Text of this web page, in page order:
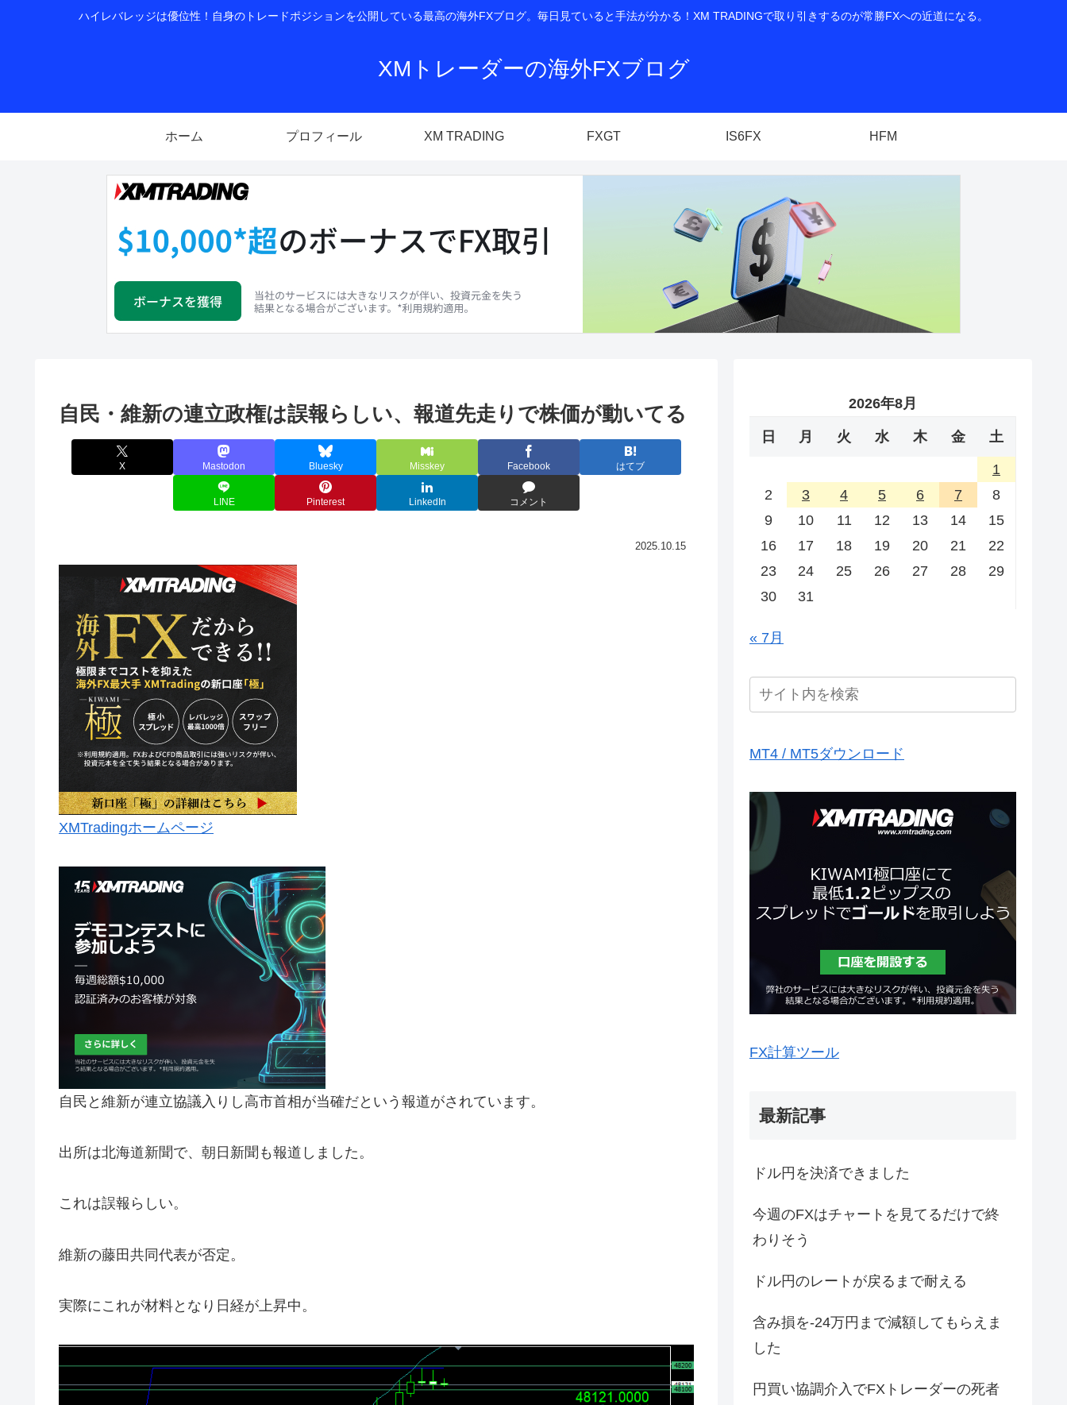
ハイレバレッジは優位性！自身のトレードポジションを公開している最高の海外FXブログ。毎日見ていると手法が分かる！XM TRADINGで取り引きするのが常勝FXへの近道になる。
XMトレーダーの海外FXブログ
ホーム プロフィール XM TRADING FXGT IS6FX HFM
自民・維新の連立政権は誤報らしい、報道先走りで株価が動いてる
X Mastodon Bluesky Misskey Facebook はてブ
LINE Pinterest LinkedIn コメント
2025.10.15
XMTradingホームページ
自民と維新が連立協議入りし高市首相が当確だという報道がされています。
出所は北海道新聞で、朝日新聞も報道しました。
これは誤報らしい。
維新の藤田共同代表が否定。
実際にこれが材料となり日経が上昇中。
2026年8月
日 月 火 水 木 金 土
1
2
3 4 5 6 7
8
9
10 11 12 13 14
15
16
17 18 19 20 21
22
23
24 25 26 27 28
29
30
31
« 7月
MT4 / MT5ダウンロード
FX計算ツール
最新記事
ドル円を決済できました
今週のFXはチャートを見てるだけで終
わりそう
ドル円のレートが戻るまで耐える
含み損を-24万円まで減額してもらえま
した
円買い協調介入でFXトレーダーの死者